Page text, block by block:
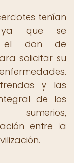
tenían
ya que se
el don de
solicitar su
y las
de los
sumerios,
entre la